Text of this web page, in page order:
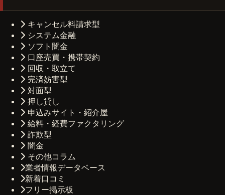
キャンセル料請求型
システム金融
ソフト闇金
口座売買・携帯契約
回収・取立て
完済妨害型
対面型
押し貸し
申込みサイト・紹介屋
給料・経費ファクタリング
詐欺型
闇金
その他コラム
業者情報データベース
新着口コミ
フリー掲示板